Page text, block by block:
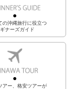
の沖縄旅行に役立つ
ギナーズガイド
アー、格安ツアーが